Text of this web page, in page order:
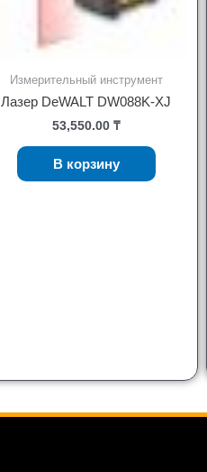
Измерительный инструмент
Лазер DeWALT DW088K-XJ
53,550.00₸
В корзину